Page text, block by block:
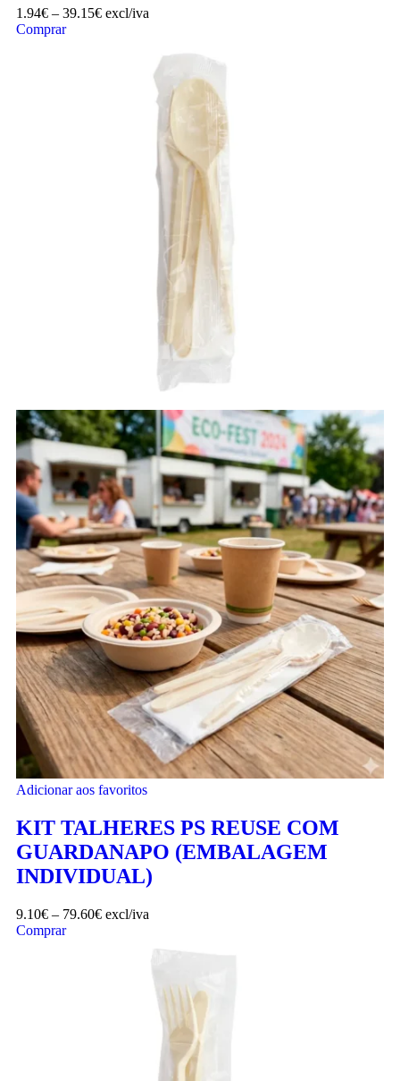
1.94€ – 39.15€ excl/iva
Comprar
Adicionar aos favoritos
KIT TALHERES PS REUSE COM
GUARDANAPO (EMBALAGEM
INDIVIDUAL)
9.10€ – 79.60€ excl/iva
Comprar